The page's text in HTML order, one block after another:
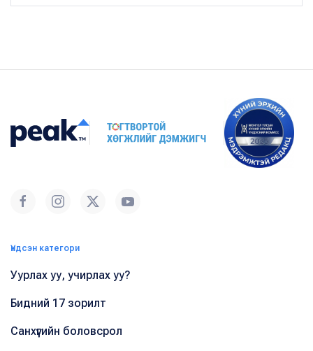
Үндсэн категори
Уурлах уу, учирлах уу?
Бидний 17 зорилт
Санхүүгийн боловсрол